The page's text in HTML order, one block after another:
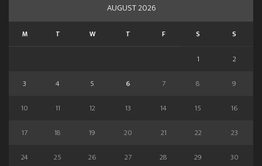
AUGUST 2026
M T W T F S S
1
2
3
4 5 6 7 8
9
10
11 12 13 14 15
16
17
18 19 20 21 22
23
24
25 26 27 28 29
30